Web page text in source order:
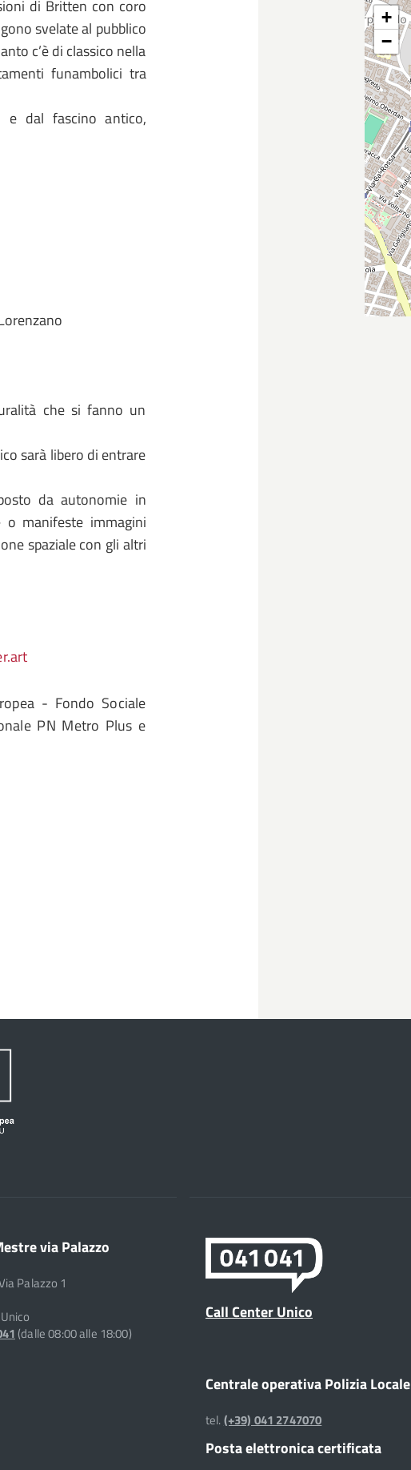
di Britten con coro
svelate al pubblico
c’è di classico nella
funambolici tra
e dal fascino antico,
che si fanno un
sarà libero di entrare
da autonomie in
manifeste immagini
spaziale con gli altri
- Fondo Sociale
PN Metro Plus e
+
−
via Palazzo
Palazzo 1
(dalle 08:00 alle 18:00)
Call Center Unico
Centrale operativa Polizia Locale
tel.(+39) 041 2747070
Posta elettronica certificata